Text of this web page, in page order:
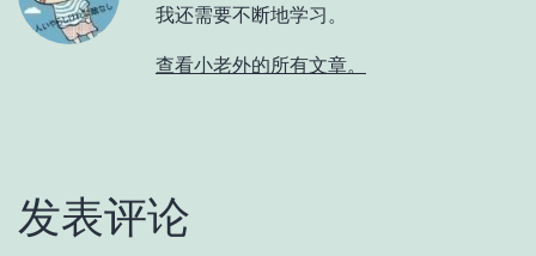
我还需要不断地学习。
查看小老外的所有文章。
发表评论